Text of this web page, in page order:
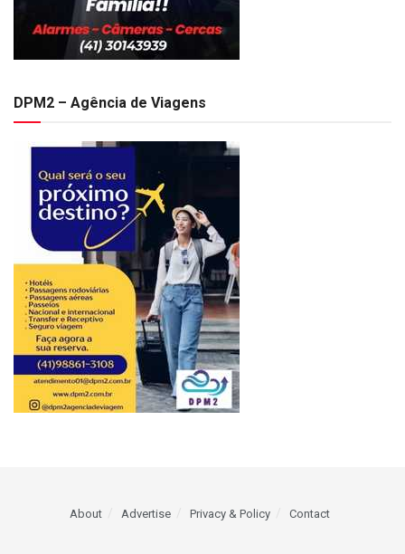
DPM2 – Agência de Viagens
About Advertise Privacy & Policy Contact